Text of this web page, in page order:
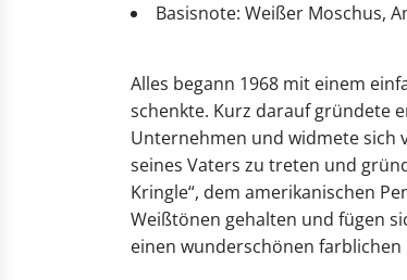
Basisnote: Weißer Moschus,
Alles begann 1968 mit einem
schenkte. Kurz darauf gründete
Unternehmen und widmete sich
seines Vaters zu treten und
Kringle“, dem amerikanischen
Weißtönen gehalten und fügen
einen wunderschönen